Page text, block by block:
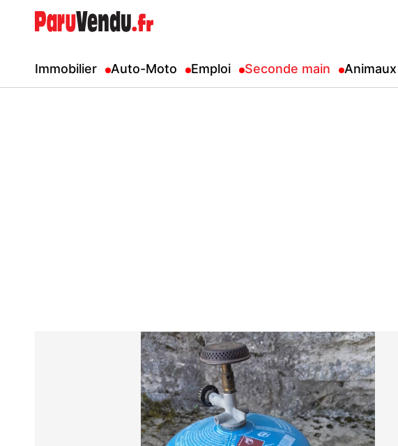
Immobilier Auto-Moto Emploi Seconde main Animaux